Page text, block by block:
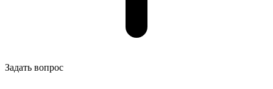
Задать вопрос